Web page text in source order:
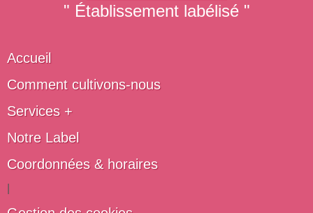
" Établissement labélisé "
Accueil
Comment cultivons-nous
Services +
Notre Label
Coordonnées & horaires